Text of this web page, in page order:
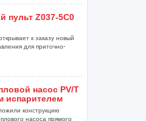
пульт Z037-5C0
к заказу новый
для приточно-
насос PV/T
испарителем
конструкцию
насоса прямого